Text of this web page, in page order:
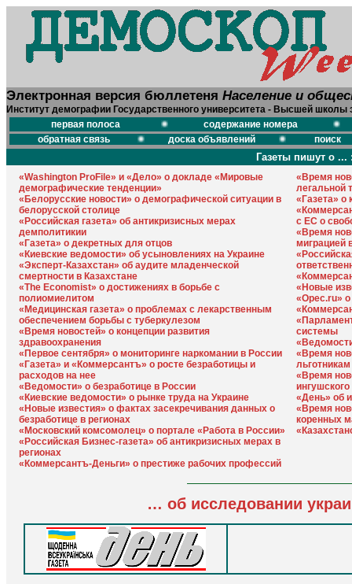
Электронная версия бюллетеня Население и
Институт демографии Государственного университета - Высшей школы
первая полоса
содержание номера
обратная связь
доска объявлений поиск
Газеты пишут о ...
«Washington ProFile» и «Дело» о докладе «Мировые
демографические тенденции»
«Белорусские новости» о демографической ситуации в
белорусской столице
«Российская газета» об антикризисных мерах
демполитикии
«Газета» о декретных для отцов
«Киевские ведомости» об усыновлениях на Украине
«Эксперт-Казахстан» об аудите младенческой
смертности в Казахстане
«The Economist» о достижениях в борьбе с
полиомиелитом
«Медицинская газета» о проблемах с лекарственным
обеспечением борьбы с туберкулезом
«Время новостей» о концепции развития
здравоохранения
«Первое сентября» о мониторинге наркомании в России
«Газета» и «Коммерсантъ» о росте безработицы и
расходов на нее
«Ведомости» о безработице в России
«Киевские ведомости» о рынке труда на Украине
«Новые известия» о фактах засекречивания данных о
безработице в регионах
«Московский комсомолец» о портале «Работа в России»
«Российская Бизнес-газета» об антикризисных мерах в
регионах
«Коммерсантъ-Деньги» о престиже рабочих профессий
«Время
легальной
«Газета» о
с ЕС о
«Время
миграцией
«Новые
«Орес.ru»
системы
«Время
льготникам
«Время
«День» об
«Время
коренных
… об исследовании